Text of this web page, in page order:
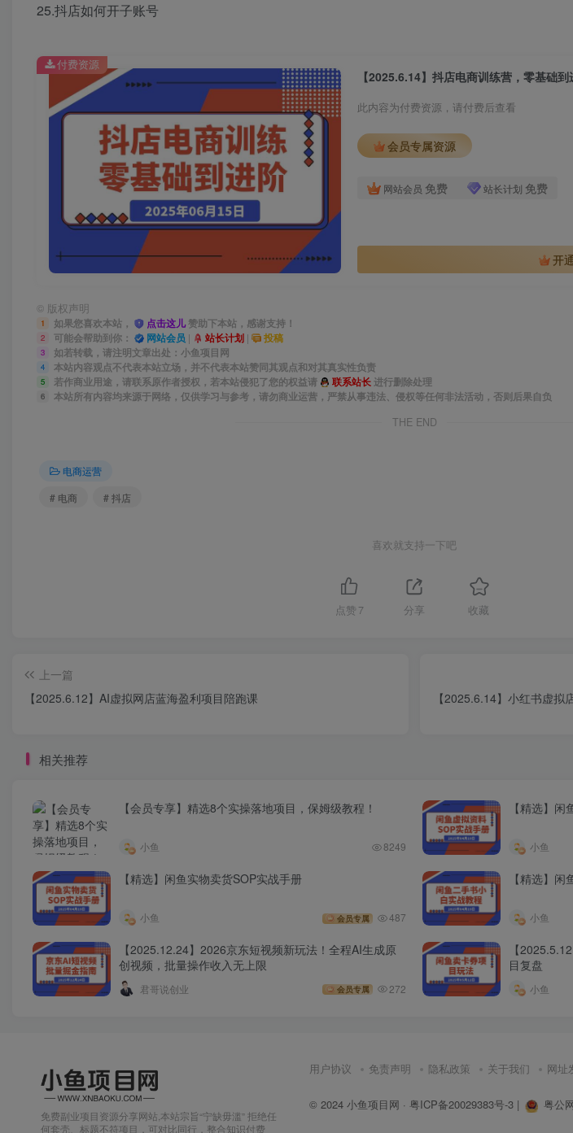
25.抖店如何开子账号
此内容为付费资源，请付费后查看
会员专属资源
网站会员 免费 站长计划 免费
开
付费资源
© 版权声明
1 如果您喜欢本站， 点击这儿赞助下本站，感谢支持！
2 可能会帮助到你： 网站会员 | 站长计划 | 投稿
3 如若转载，请注明文章出处：小鱼项目网
4 本站内容观点不代表本站立场，并不代表本站赞同其观点和对其真实性负责
5 若作商业用途，请联系原作者授权，若本站侵犯了您的权益请 联系站长进行删除处理
6
本站所有内容均来源于网络，仅供学习与参考，请勿商业运营，严禁从事违法、侵权等任何非法活动，否则后果自负
THE END
电商运营
# 电商
# 抖店
喜欢就支持一下吧
点赞 7 分享 收藏
上一篇
【2025.6.12】AI虚拟网店蓝海盈利项目陪跑课
【2025.6.14】小红书虚
相关推荐
【会员专享】精选8个实操落地项目，保姆级教程！
小鱼 8249
【精选】
小鱼
【精选】闲鱼实物卖货SOP实战手册
小鱼 会员专属 487
【精选】
小鱼
【2025.12.24】2026京东短视频新玩法！全程AI生成原
创视频，批量操作收入无上限
君哥说创业 会员专属 272
【
目复盘
小鱼
免费副业项目资源分享网站,本站宗旨“宁缺毋滥” 拒绝任
何套壳、标题不符项目，可对比同行，整合知识付费
用户协议 免责声明 隐私政策 关于我们 网址
© 2024 小鱼项目网 · 粤ICP备20029383号-3 | 粤公